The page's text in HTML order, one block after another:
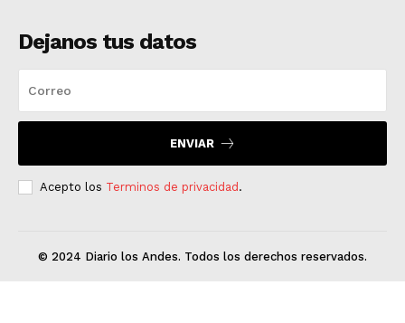
Dejanos tus datos
ENVIAR
Acepto los Terminos de privacidad .
© 2024 Diario los Andes. Todos los derechos reservados.